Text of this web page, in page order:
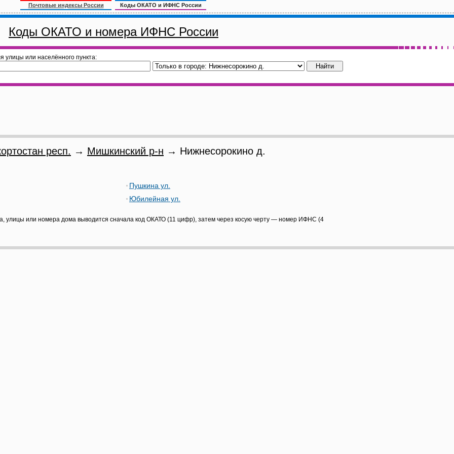
Почтовые индексы России Коды ОКАТО и ИФНС России
Коды ОКАТО и номера ИФНС России
улицы или населённого пункта:
респ. → Мишкинский р-н → Нижнесорокино д.
Пушкина ул.
Юбилейная ул.
улицы или номера дома выводится сначала код ОКАТО (11 цифр), затем через косую черту — номер ИФНС (4